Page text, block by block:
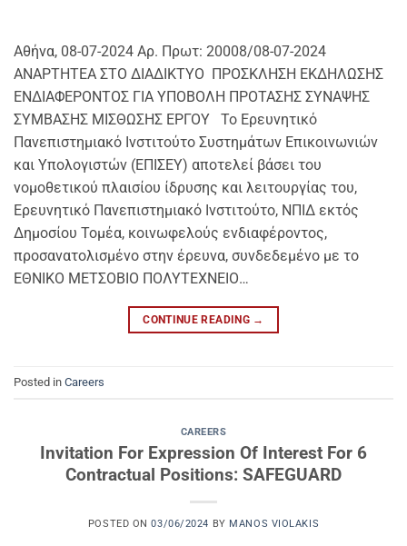
Αθήνα, 08-07-2024 Αρ. Πρωτ: 20008/08-07-2024
ΑΝΑΡΤΗΤΕΑ ΣΤΟ ΔΙΑΔΙΚΤΥΟ ΠΡΟΣΚΛΗΣΗ ΕΚΔΗΛΩΣΗΣ
ΕΝΔΙΑΦΕΡΟΝΤΟΣ ΓΙΑ ΥΠΟΒΟΛΗ ΠΡΟΤΑΣΗΣ ΣΥΝΑΨΗΣ
ΣΥΜΒΑΣΗΣ ΜΙΣΘΩΣΗΣ ΕΡΓΟΥ Το Ερευνητικό
Πανεπιστημιακό Ινστιτούτο Συστημάτων Επικοινωνιών
και Υπολογιστών (ΕΠΙΣΕΥ) αποτελεί βάσει του
νομοθετικού πλαισίου ίδρυσης και λειτουργίας του,
Ερευνητικό Πανεπιστημιακό Ινστιτούτο, ΝΠΙΔ εκτός
Δημοσίου Τομέα, κοινωφελούς ενδιαφέροντος,
προσανατολισμένο στην έρευνα, συνδεδεμένο με το
ΕΘΝΙΚΟ ΜΕΤΣΟΒΙΟ ΠΟΛΥΤΕΧΝΕΙΟ…
CONTINUE READING →
Posted in Careers
CAREERS
Invitation For Expression Of Interest For 6
Contractual Positions: SAFEGUARD
POSTED ON03/06/2024 BY MANOS VIOLAKIS